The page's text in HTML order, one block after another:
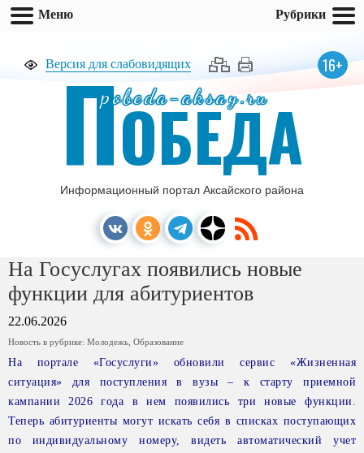
Версия для слабовидящих 16+
pobeda-aksay.ru
ПОБЕДА
Информационный портал Аксайского района
На Госуслугах появились новые
функции для абитуриентов
22.06.2026
Новость в рубрике: Молодежь Образование
На портале «Госуслуги» обновили сервис «Жизненная
ситуация» для поступления в вузы – к старту приемной
кампании 2026 года в нем появились три новые функции.
Теперь абитуриенты могут искать себя в списках поступающих
по индивидуальному номеру, видеть автоматический учет
Меню Рубрики